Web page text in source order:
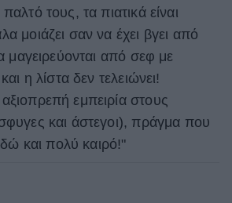
τους, τα πιατικά είναι
μοιάζει σαν να έχει βγει από
μαγειρεύονται από σεφ με
η λίστα δεν τελειώνει!
εμπειρία στους
και άστεγοι), πράγμα που
και πολύ καιρό!"